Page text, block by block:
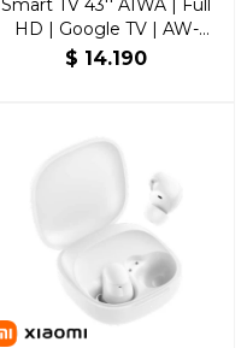
Smart TV 43'' AIWA | Full
HD | Google TV | AW-
43B4SMFL
$ 14.190